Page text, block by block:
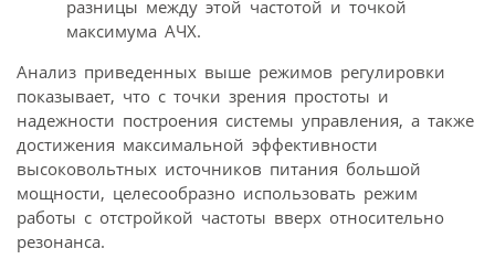
разницы между этой частотой и точкой
максимума АЧХ.
Анализ приведенных выше режимов регулировки
показывает, что с точки зрения простоты и
надежности построения системы управления, а также
достижения максимальной эффективности
высоковольтных источников питания большой
мощности, целесообразно использовать режим
работы с отстройкой частоты вверх относительно
резонанса.